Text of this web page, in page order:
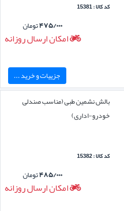
کد کالا : 15381
۴۷۵/۰۰۰تومان
امکان ارسال روزانه
جزییات و خرید ...
بالش نشمین طبی (مناسب صندلی
خودرو-اداری)
کد کالا : 15382
۴۸۵/۰۰۰تومان
امکان ارسال روزانه